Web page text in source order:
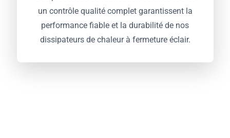
un contrôle qualité complet garantissent la
performance fiable et la durabilité de nos
dissipateurs de chaleur à fermeture éclair.